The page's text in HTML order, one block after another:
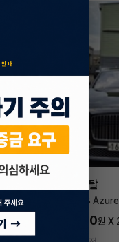
벤틀리 컨티넨탈
4.0 V8 Azure
5,577,270원 X